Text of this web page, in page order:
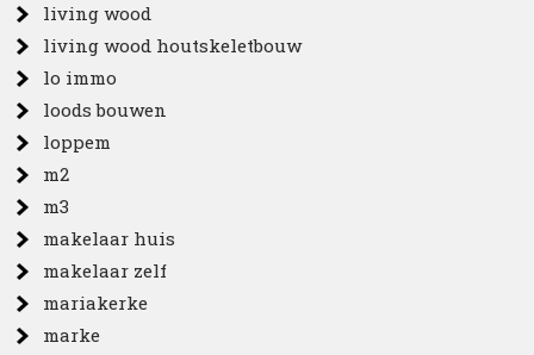
living wood
living wood houtskeletbouw
lo immo
loods bouwen
loppem
m2
m3
makelaar huis
makelaar zelf
mariakerke
marke